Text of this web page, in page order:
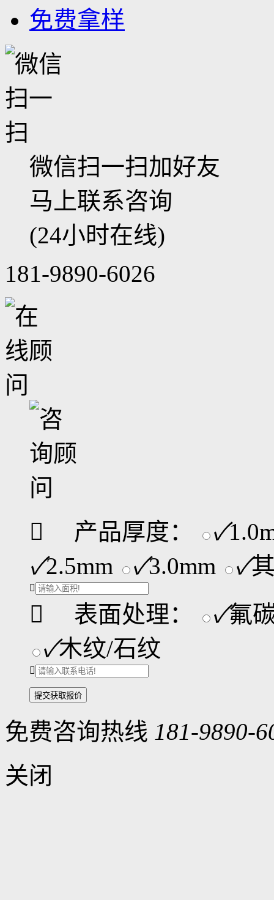
免费拿样
微信扫一扫加好友
马上联系咨询
(24小时在线)
181-9890-6026
 产品厚度： ✓
✓2.5mm ✓3.0mm ✓

 表面处理： ✓氟
✓木纹/石纹

免费咨询热线 181-9890-
关闭